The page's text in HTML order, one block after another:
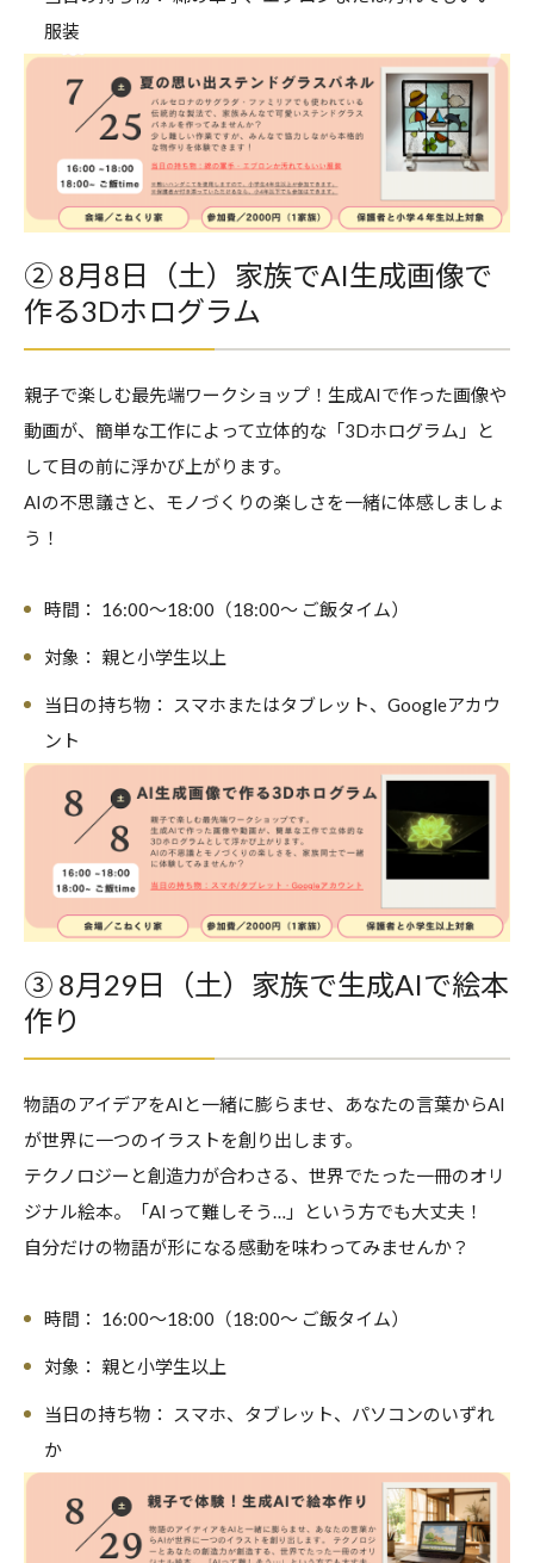
服装
② 8月8日（土）家族でAI生成画像で
作る3Dホログラム
親子で楽しむ最先端ワークショップ！生成AIで作った画像や
動画が、簡単な工作によって立体的な「3Dホログラム」と
して目の前に浮かび上がります。
AIの不思議さと、モノづくりの楽しさを一緒に体感しましょ
う！
時間： 16:00〜18:00（18:00〜 ご飯タイム）
対象： 親と小学生以上
当日の持ち物：
スマホまたはタブレット、Googleアカウ
ント
③ 8月29日（土）家族で生成AIで絵本
作り
物語のアイデアをAIと一緒に膨らませ、あなたの言葉からAI
が世界に一つのイラストを創り出します。
テクノロジーと創造力が合わさる、世界でたった一冊のオリ
ジナル絵本。「AIって難しそう…」という方でも大丈夫！
自分だけの物語が形になる感動を味わってみませんか？
時間： 16:00〜18:00（18:00〜 ご飯タイム）
対象： 親と小学生以上
当日の持ち物：
スマホ、タブレット、パソコンのいずれ
か